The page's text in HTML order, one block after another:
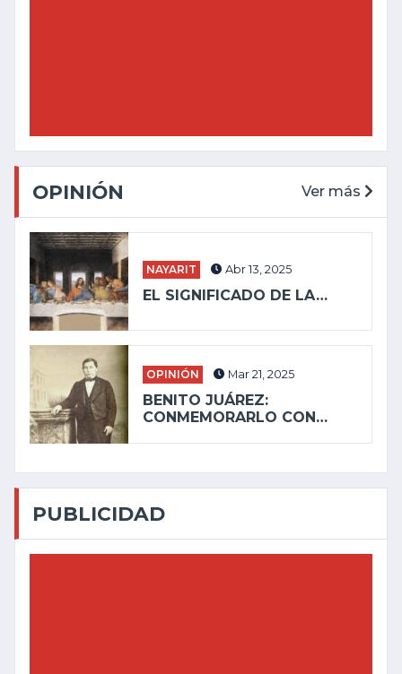
OPINIÓN Ver más
NAYARIT Abr 13, 2025
EL SIGNIFICADO DE LA…
OPINIÓN Mar 21, 2025
BENITO JUÁREZ:
CONMEMORARLO CON…
PUBLICIDAD